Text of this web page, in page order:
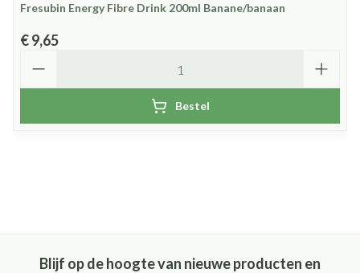
Fresubin Energy Fibre Drink 200ml Banane/banaan
€ 9,65
Bestel
Blijf op de hoogte van nieuwe producten en